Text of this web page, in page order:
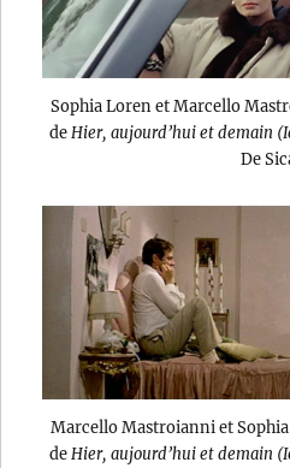
Sophia Loren et Marcello
de Hier, aujourd’hui et demain
De
Marcello Mastroianni et
de Hier, aujourd’hui et demain